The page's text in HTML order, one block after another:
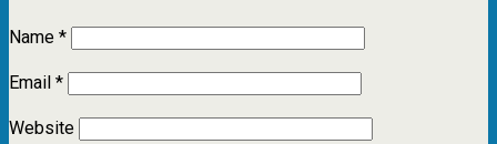
Name*
Email*
Website